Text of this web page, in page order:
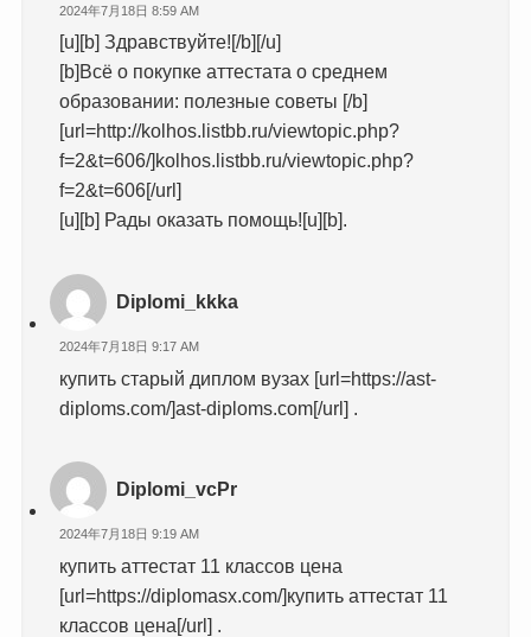
2024年7月18日 8:59 AM
[u][b] Здравствуйте![/b][/u]
[b]Всё о покупке аттестата о среднем
образовании: полезные советы [/b]
[url=http://kolhos.listbb.ru/viewtopic.php?
f=2&t=606/]kolhos.listbb.ru/viewtopic.php?
f=2&t=606[/url]
[u][b] Рады оказать помощь![u][b].
Diplomi_kkka
2024年7月18日 9:17 AM
купить старый диплом вузах [url=https://ast-
diploms.com/]ast-diploms.com[/url] .
Diplomi_vcPr
2024年7月18日 9:19 AM
купить аттестат 11 классов цена
[url=https://diplomasx.com/]купить аттестат 11
классов цена[/url] .